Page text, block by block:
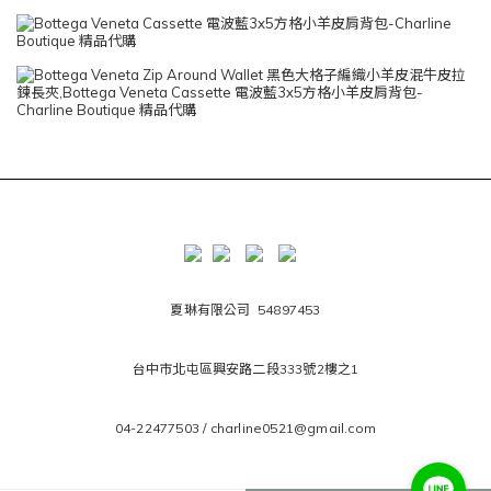
夏琳有限公司 54897453
台中市北屯區興安路二段333號2樓之1
04-22477503 / charline0521@gmail.com